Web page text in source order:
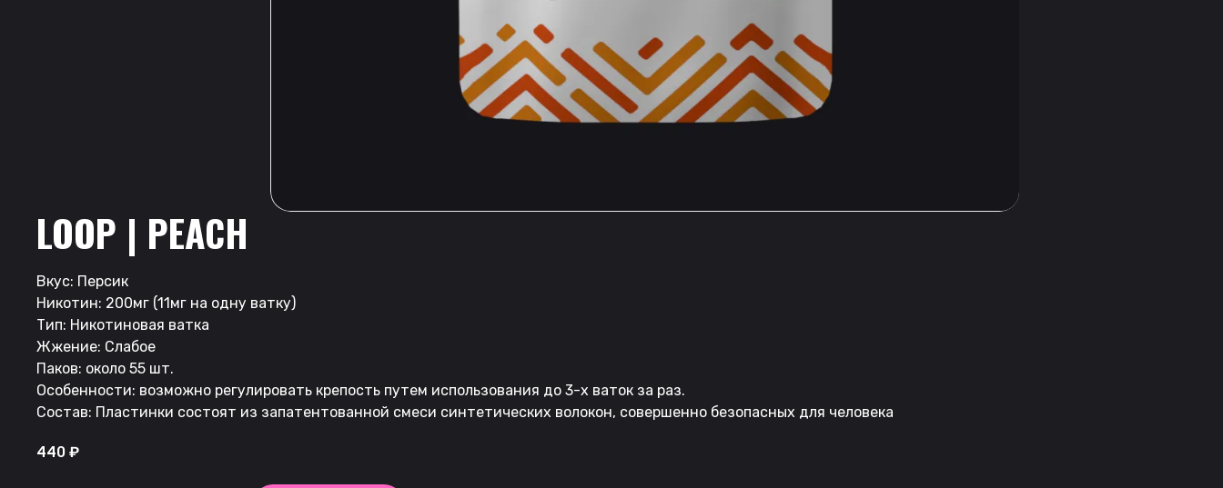
LOOP | PEACH
Вкус: Персик
Никотин: 200мг (11мг на одну ватку)
Тип: Никотиновая ватка
Жжение: Слабое
Паков: около 55 шт.
Особенности: возможно регулировать крепость путем использования до 3-х ваток за раз.
Состав: Пластинки состоят из запатентованной смеси синтетических волокон, совершенно безопасных для человека
440 ₽